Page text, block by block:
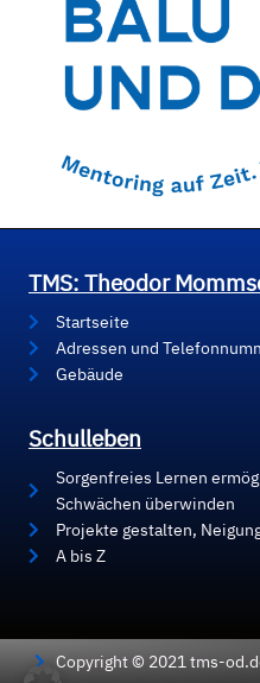
TMS: Theodor
Startseite
Adressen und
Gebäude
Schulleben
Sorgenfreies Lernen
Schwächen überwinden
Projekte gestalten,
A bis Z
Copyright © 2021 tms-